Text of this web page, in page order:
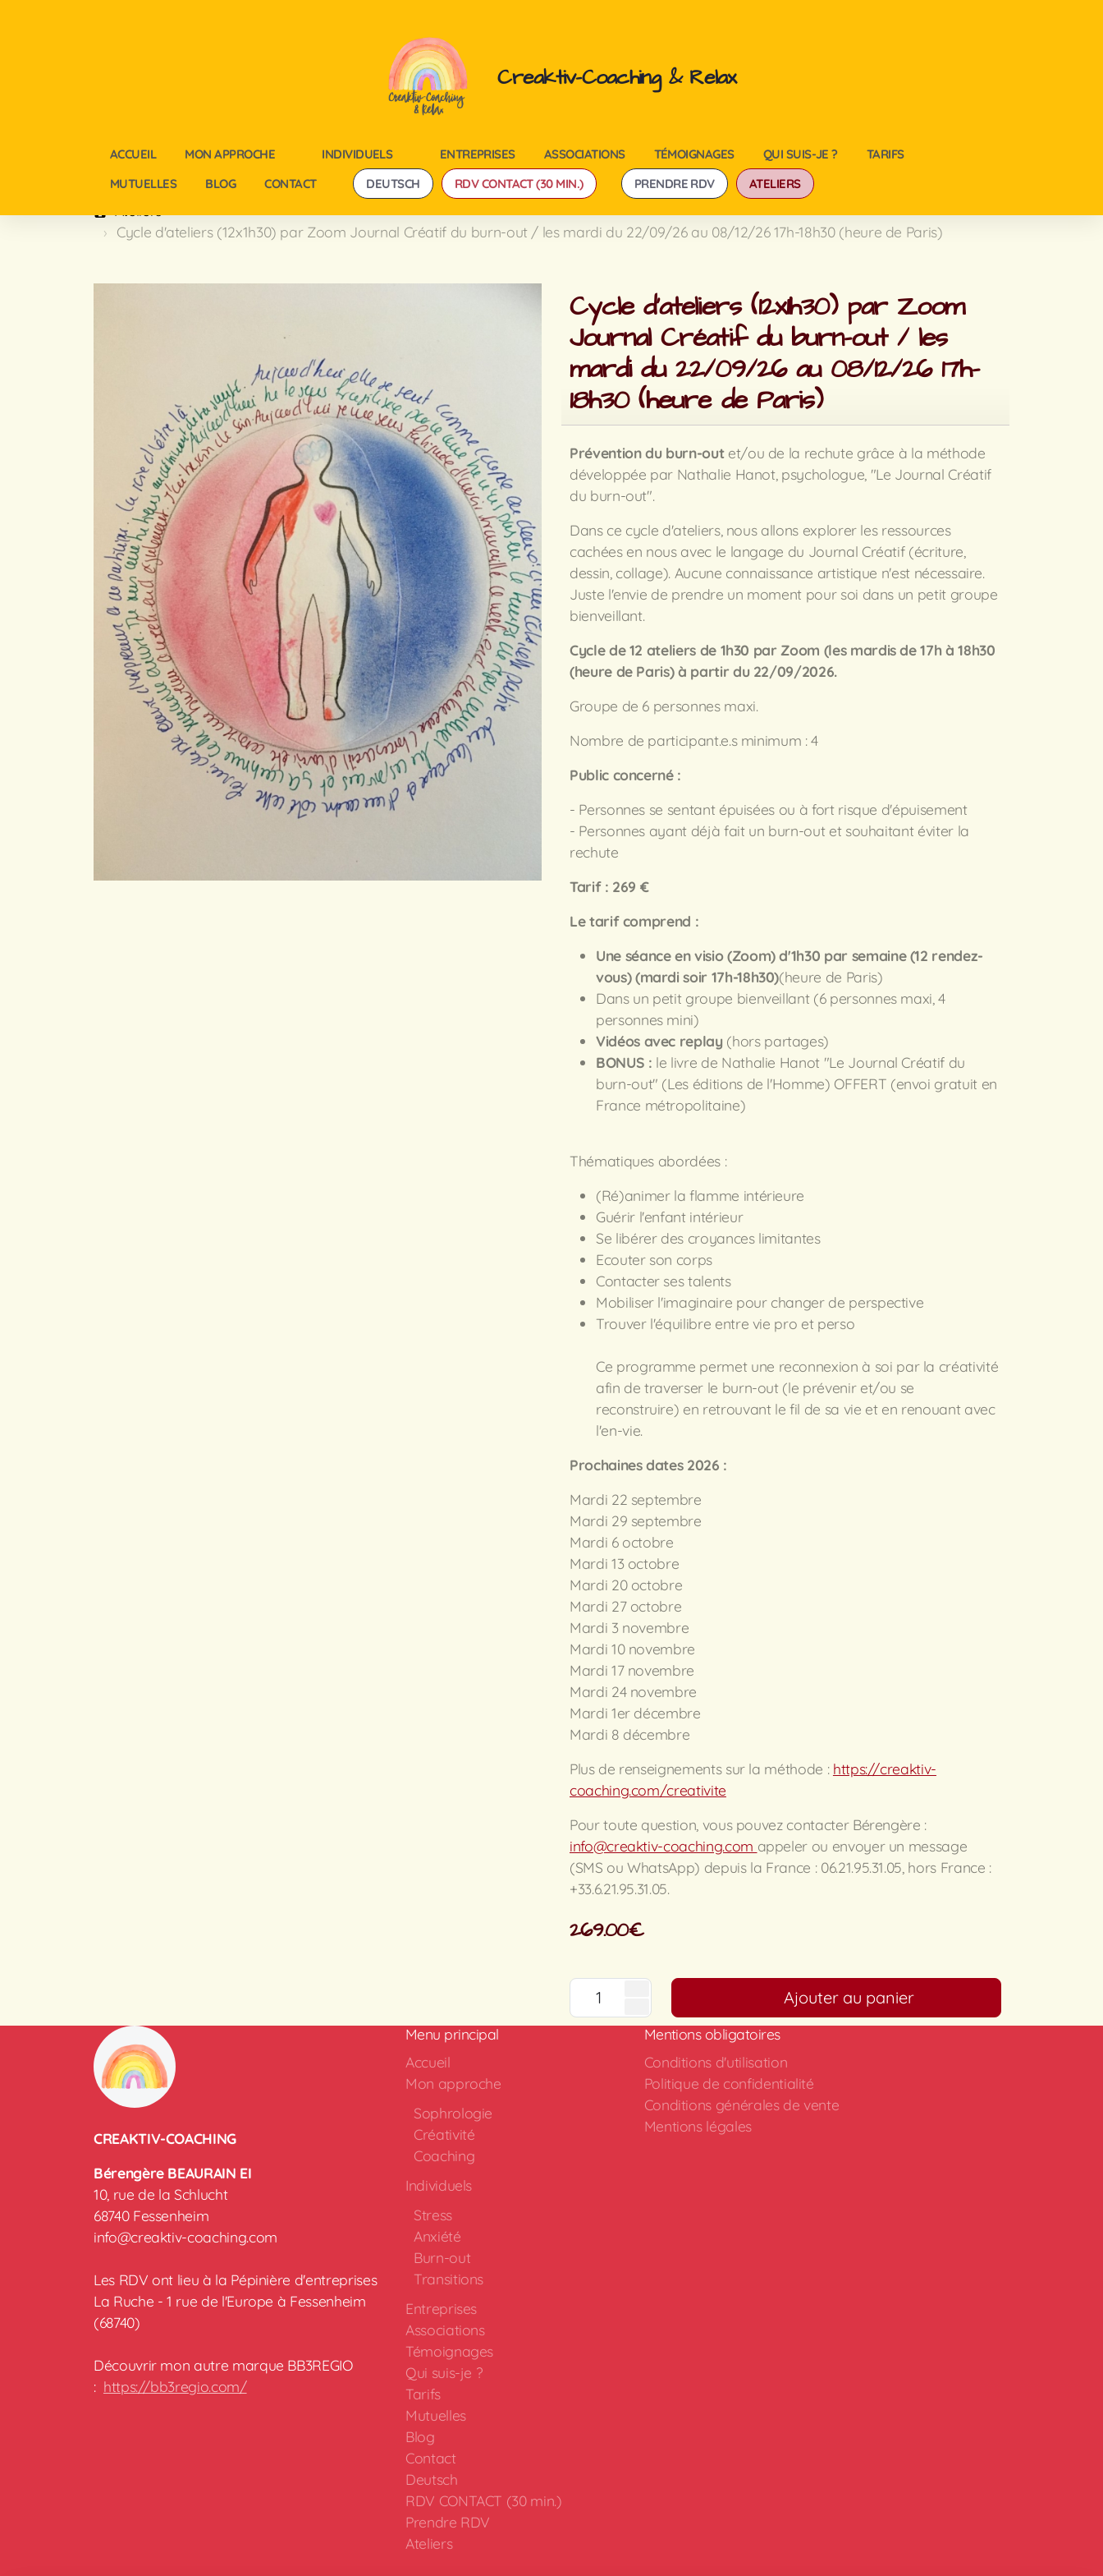
Creaktiv-Coaching & Relax
ACCUEIL MON APPROCHE INDIVIDUELS ENTREPRISES ASSOCIATIONS TÉMOIGNAGES QUI SUIS-JE ?
TARIFS
MUTUELLES
BLOG CONTACT DEUTSCH RDV CONTACT (30 MIN.) PRENDRE RDV ATELIERS
Cycle d'ateliers (12x1h30) par Zoom Journal Créatif du burn-out / les mardi du 22/09/26 au 08/12/26 17h-18h30 (heure de Paris)
Cycle d'ateliers (12x1h30) par Zoom
Journal Créatif du burn-out / les
mardi du 22/09/26 au 08/12/26 17h-
18h30 (heure de Paris)
Prévention du burn-outet/ou de la rechute grâce à la méthode
développée par Nathalie Hanot, psychologue, "Le Journal Créatif
du burn-out".
Dans ce cycle d'ateliers, nous allons explorer les ressources
cachées en nous avec le langage du Journal Créatif (écriture,
dessin, collage). Aucune connaissance artistique n'est nécessaire.
Juste l'envie de prendre un moment pour soi dans un petit groupe
bienveillant.
Cycle de 12 ateliers de 1h30 par Zoom (les mardis de 17h à 18h30
(heure de Paris) à partir du 22/09/2026.
Groupe de 6 personnes maxi.
Nombre de participant.e.s minimum : 4
Public concerné :
- Personnes se sentant épuisées ou à fort risque d'épuisement
- Personnes ayant déjà fait un burn-out et souhaitant éviter la
rechute
Tarif : 269 €
Le tarif comprend :
Une séance en visio (Zoom) d'1h30 par semaine (12 rendez-
vous) (mardi soir 17h-18h30)(heure de Paris)
Dans un petit groupe bienveillant (6 personnes maxi, 4
personnes mini)
Vidéos avec replay(hors partages)
BONUS : le livre de Nathalie Hanot "Le Journal Créatif du
burn-out" (Les éditions de l'Homme) OFFERT (envoi gratuit en
France métropolitaine)
Thématiques abordées :
(Ré)animer la flamme intérieure
Guérir l'enfant intérieur
Se libérer des croyances limitantes
Ecouter son corps
Contacter ses talents
Mobiliser l'imaginaire pour changer de perspective
Trouver l'équilibre entre vie pro et perso
Ce programme permet une reconnexion à soi par la créativité
afin de traverser le burn-out (le prévenir et/ou se
reconstruire) en retrouvant le fil de sa vie et en renouant avec
l'en-vie.
Prochaines dates 2026 :
Mardi 22 septembre
Mardi 29 septembre
Mardi 6 octobre
Mardi 13 octobre
Mardi 20 octobre
Mardi 27 octobre
Mardi 3 novembre
Mardi 10 novembre
Mardi 17 novembre
Mardi 24 novembre
Mardi 1er décembre
Mardi 8 décembre
Plus de renseignements sur la méthode : https://creaktiv-
coaching.com/creativite
Pour toute question, vous pouvez contacter Bérengère :
info@creaktiv-coaching.com appeler ou envoyer un message
(SMS ou WhatsApp) depuis la France : 06.21.95.31.05, hors France :
+33.6.21.95.31.05.
269.00€
Ajouter au panier
CREAKTIV-COACHING
Bérengère BEAURAIN EI
10, rue de la Schlucht
68740 Fessenheim
info@creaktiv-coaching.com
Les RDV ont lieu à la Pépinière d'entreprises
La Ruche - 1 rue de l'Europe à Fessenheim
(68740)
Découvrir mon autre marque BB3REGIO
: https://bb3regio.com/
Menu principal
Accueil
Mon approche
Sophrologie
Créativité
Coaching
Individuels
Stress
Anxiété
Burn-out
Transitions
Entreprises
Associations
Témoignages
Qui suis-je ?
Tarifs
Mutuelles
Blog
Contact
Deutsch
RDV CONTACT (30 min.)
Prendre RDV
Ateliers
Mentions obligatoires
Conditions d'utilisation
Politique de confidentialité
Conditions générales de vente
Mentions légales